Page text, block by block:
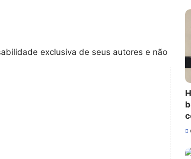
exclusiva de seus autores e não